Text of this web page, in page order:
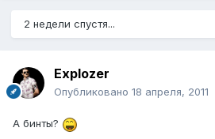
2 недели спустя...
Explozer
Опубликовано 18 апреля, 2011
А бинты?